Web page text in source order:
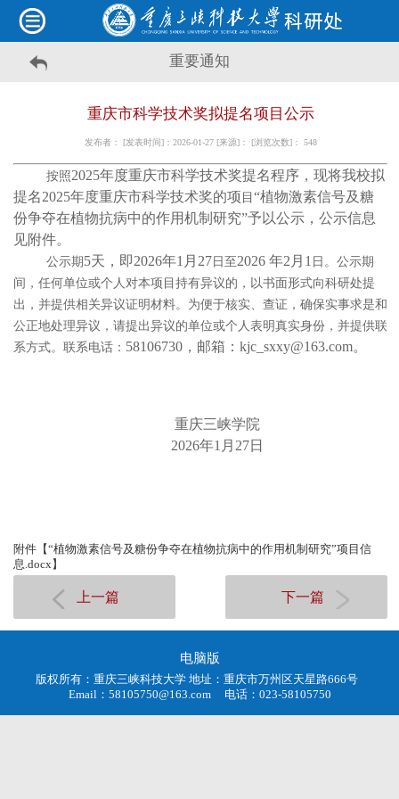
重要通知
重庆市科学技术奖拟提名项目公示
发布者： [发表时间]：2026-01-27 [来源]： [浏览次数]： 548
按照2025年度重庆市科学技术奖提名程序，现将我校拟
提名2025年度重庆市科学技术奖的项 目 “植物激素信号及糖
份争夺在植物抗病中的作用机制研究”予以公示，公示信息
见附件。
公示期 5天，即2026年1月27 日至 2026 年2 月 1 日。公示期
间，任何单位或个人对本项目持有异议的，以书面形式向科研处提
出，并提供相关异议证明材料。为便于核实、查证，确保实事求是和
公正地处理异议，请提出异议的单位或个人表明真实身份，并提供联
系方式。联系电话： 58106730，邮箱：kjc_sxxy@163.com。
重庆三峡学院
2026年1 月 27日
附件【“植物激素信号及糖份争夺在植物抗病中的作用机制研究”项目信
息.docx】
上一篇 下一篇
电脑版
版权所有：重庆三峡科技大学 地址：重庆市万州区天星路666号
Email：58105750@163.com 电话：023-58105750